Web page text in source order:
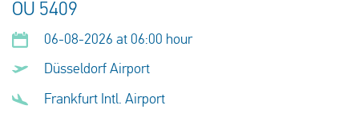
OU 5409
06-08-2026 at 06:00 hour
Düsseldorf Airport
Frankfurt Intl. Airport